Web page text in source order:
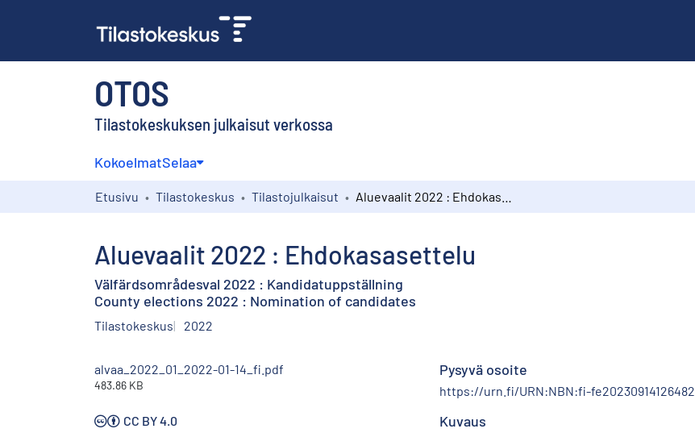
OTOS
Tilastokeskuksen julkaisut verkossa
KokoelmatSelaa
Etusivu Tilastokeskus Tilastojulkaisut
Aluevaalit 2022 : Ehdokasasettelu
Välfärdsområdesval 2022 : Kandidatuppställning
County elections 2022 : Nomination of candidates
Tilastokeskus 2022
alvaa_2022_01_2022-01-14_fi.pdf
483.86 KB
CC BY 4.0
Pysyvä osoite
https://urn.fi/URN:NBN:fi-fe20230914126482
Kuvaus